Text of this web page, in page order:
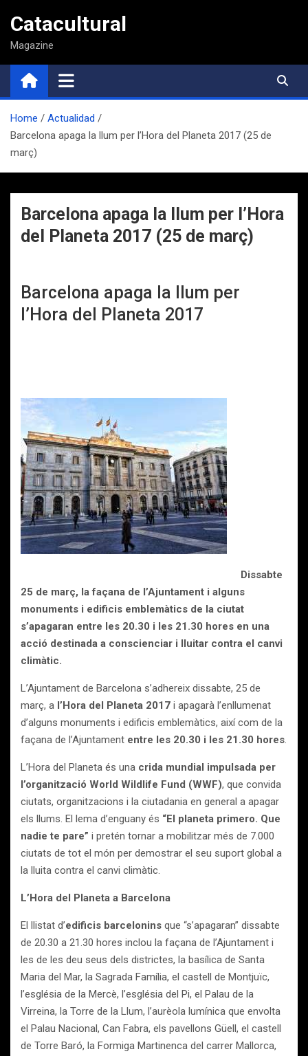
contenido
Catacultural
Magazine
Home
Actualidad
Barcelona apaga la llum per l’Hora del Planeta 2017 (25 de
març)
Barcelona apaga la llum per l’Hora
del Planeta 2017 (25 de març)
Barcelona apaga la llum per
l’Hora del Planeta 2017
Dissabte
25 de març, la façana de l’Ajuntament i alguns
monuments i edificis emblemàtics de la ciutat
s’apagaran entre les 20.30 i les 21.30 hores en una
acció destinada a conscienciar i lluitar contra el canvi
climàtic.
L’Ajuntament de Barcelona s’adhereix dissabte, 25 de
març, a l’Hora del Planeta 2017 i apagarà l’enllumenat
d’alguns monuments i edificis emblemàtics, així com de la
façana de l’Ajuntament entre les 20.30 i les 21.30 hores.
L’Hora del Planeta és una crida mundial impulsada per
l’organització World Wildlife Fund (WWF), que convida
ciutats, organitzacions i la ciutadania en general a apagar
els llums. El lema d’enguany és “El planeta primero. Que
nadie te pare” i pretén tornar a mobilitzar més de 7.000
ciutats de tot el món per demostrar el seu suport global a
la lluita contra el canvi climàtic.
L’Hora del Planeta a Barcelona
El llistat d’edificis barcelonins que “s’apagaran” dissabte
de 20.30 a 21.30 hores inclou la façana de l’Ajuntament i
les de les deu seus dels districtes, la basílica de Santa
Maria del Mar, la Sagrada Família, el castell de Montjuïc,
l’església de la Mercè, l’església del Pi, el Palau de la
Virreina, la Torre de la Llum, l’aurèola lumínica que envolta
el Palau Nacional, Can Fabra, els pavellons Güell, el castell
de Torre Baró, la Formiga Martinenca del carrer Mallorca,